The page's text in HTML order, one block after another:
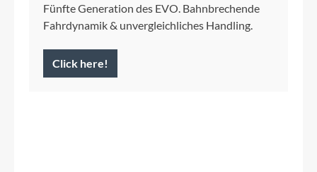
Fünfte Generation des EVO. Bahnbrechende
Fahrdynamik & unvergleichliches Handling.
Click here!